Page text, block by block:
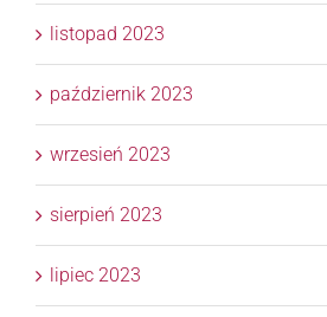
listopad 2023
październik 2023
wrzesień 2023
sierpień 2023
lipiec 2023